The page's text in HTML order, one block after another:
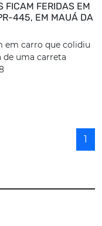
FICAM FERIDAS EM
445, EM MAUÁ DA
em carro que colidiu
de uma carreta
1